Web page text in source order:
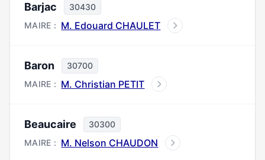
Barjac
30430
MAIRE : M. Edouard CHAULET
Baron
30700
MAIRE : M. Christian PETIT
Beaucaire
30300
MAIRE : M. Nelson CHAUDON